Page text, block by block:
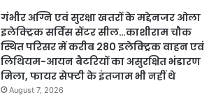
गंभीर अग्नि एवं सुरक्षा खतरों के मद्देनजर ओला
इलेक्ट्रिक सर्विस सेंटर सील…काशीराम चौक
स्थित परिसर में करीब 280 इलेक्ट्रिक वाहन एवं
लिथियम-आयन बैटरियों का असुरक्षित भंडारण
मिला, फायर सेफ्टी के इंतजाम भी नहीं थे
August 7, 2026